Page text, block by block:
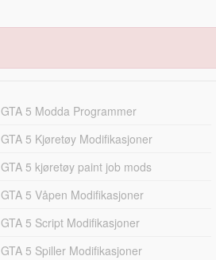
GTA 5 Modda Programmer
GTA 5 Kjøretøy Modifikasjoner
GTA 5 kjøretøy paint job mods
GTA 5 Våpen Modifikasjoner
GTA 5 Script Modifikasjoner
GTA 5 Spiller Modifikasjoner